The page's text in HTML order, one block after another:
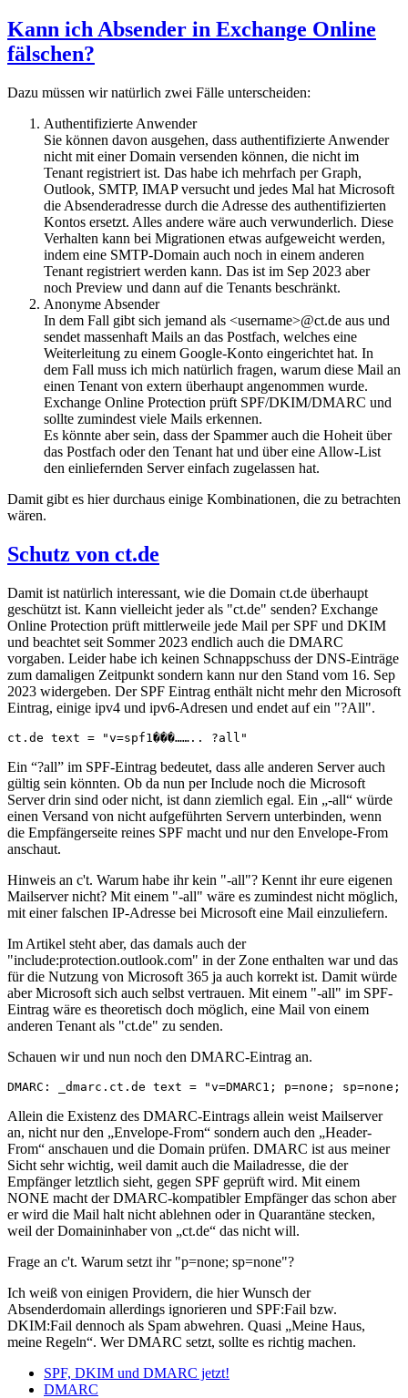
Kann ich Absender in Exchange Online
fälschen?
Dazu müssen wir natürlich zwei Fälle unterscheiden:
Authentifizierte Anwender
Sie können davon ausgehen, dass authentifizierte Anwender
nicht mit einer Domain versenden können, die nicht im
Tenant registriert ist. Das habe ich mehrfach per Graph,
Outlook, SMTP, IMAP versucht und jedes Mal hat Microsoft
die Absenderadresse durch die Adresse des authentifizierten
Kontos ersetzt. Alles andere wäre auch verwunderlich. Diese
Verhalten kann bei Migrationen etwas aufgeweicht werden,
indem eine SMTP-Domain auch noch in einem anderen
Tenant registriert werden kann. Das ist im Sep 2023 aber
noch Preview und dann auf die Tenants beschränkt.
Anonyme Absender
In dem Fall gibt sich jemand als <username>@ct.de aus und
sendet massenhaft Mails an das Postfach, welches eine
Weiterleitung zu einem Google-Konto eingerichtet hat. In
dem Fall muss ich mich natürlich fragen, warum diese Mail an
einen Tenant von extern überhaupt angenommen wurde.
Exchange Online Protection prüft SPF/DKIM/DMARC und
sollte zumindest viele Mails erkennen.
Es könnte aber sein, dass der Spammer auch die Hoheit über
das Postfach oder den Tenant hat und über eine Allow-List
den einliefernden Server einfach zugelassen hat.
Damit gibt es hier durchaus einige Kombinationen, die zu betrachten
wären.
Schutz von ct.de
Damit ist natürlich interessant, wie die Domain ct.de überhaupt
geschützt ist. Kann vielleicht jeder als "ct.de" senden? Exchange
Online Protection prüft mittlerweile jede Mail per SPF und DKIM
und beachtet seit Sommer 2023 endlich auch die DMARC
vorgaben. Leider habe ich keinen Schnappschuss der DNS-Einträge
zum damaligen Zeitpunkt sondern kann nur den Stand vom 16. Sep
2023 widergeben. Der SPF Eintrag enthält nicht mehr den Microsoft
Eintrag, einige ipv4 und ipv6-Adresen und endet auf ein "?All".
ct.de text = "v=spf1���…….. ?all"
Ein “?all” im SPF-Eintrag bedeutet, dass alle anderen Server auch
gültig sein könnten. Ob da nun per Include noch die Microsoft
Server drin sind oder nicht, ist dann ziemlich egal. Ein „-all“ würde
einen Versand von nicht aufgeführten Servern unterbinden, wenn
die Empfängerseite reines SPF macht und nur den Envelope-From
anschaut.
Hinweis an c't. Warum habe ihr kein "-all"? Kennt ihr eure eigenen
Mailserver nicht? Mit einem "-all" wäre es zumindest nicht möglich,
mit einer falschen IP-Adresse bei Microsoft eine Mail einzuliefern.
Im Artikel steht aber, das damals auch der
"include:protection.outlook.com" in der Zone enthalten war und das
für die Nutzung von Microsoft 365 ja auch korrekt ist. Damit würde
aber Microsoft sich auch selbst vertrauen. Mit einem "-all" im SPF-
Eintrag wäre es theoretisch doch möglich, eine Mail von einem
anderen Tenant als "ct.de" zu senden.
Schauen wir und nun noch den DMARC-Eintrag an.
DMARC: _dmarc.ct.de text = "v=DMARC1; p=none;
Allein die Existenz des DMARC-Eintrags allein weist Mailserver
an, nicht nur den „Envelope-From“ sondern auch den „Header-
From“ anschauen und die Domain prüfen. DMARC ist aus meiner
Sicht sehr wichtig, weil damit auch die Mailadresse, die der
Empfänger letztlich sieht, gegen SPF geprüft wird. Mit einem
NONE macht der DMARC-kompatibler Empfänger das schon aber
er wird die Mail halt nicht ablehnen oder in Quarantäne stecken,
weil der Domaininhaber von „ct.de“ das nicht will.
Frage an c't. Warum setzt ihr "p=none; sp=none"?
Ich weiß von einigen Providern, die hier Wunsch der
Absenderdomain allerdings ignorieren und SPF:Fail bzw.
DKIM:Fail dennoch als Spam abwehren. Quasi „Meine Haus,
meine Regeln“. Wer DMARC setzt, sollte es richtig machen.
SPF, DKIM und DMARC jetzt!
DMARC